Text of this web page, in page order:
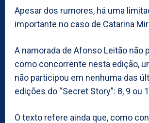
Apesar dos rumores, há uma
importante no caso de Catarina
A namorada de Afonso Leitão não
como concorrente nesta edição,
não participou em nenhuma das
edições do “Secret Story”: 8, 9 ou
O texto refere ainda que, como